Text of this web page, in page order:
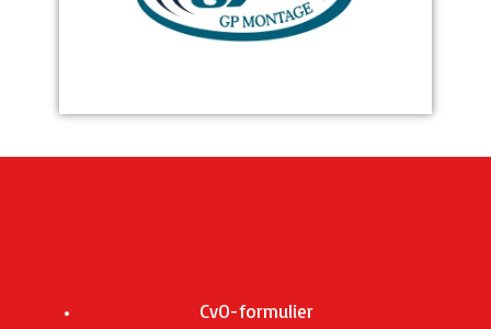
CvO-formulier